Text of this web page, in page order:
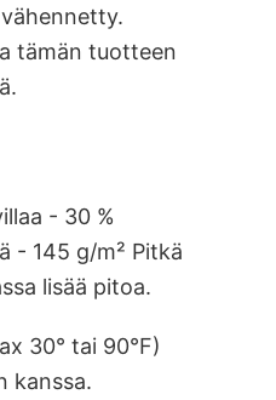
tämän tuotteen
- 30 %
- 145 g/m² Pitkä
lisää pitoa.
30° tai 90°F)
kanssa.